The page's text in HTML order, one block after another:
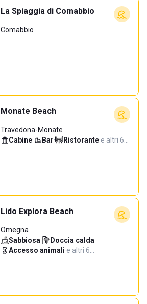
La Spiaggia di Comabbio
Comabbio
Monate Beach
Travedona-Monate
Cabine· Bar· Ristorante·e altri 6…
Lido Explora Beach
Omegna
Sabbiosa· Doccia calda·
Accesso animali·e altri 6…